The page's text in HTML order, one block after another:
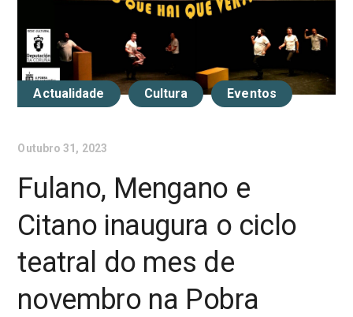
Actualidade Cultura Eventos
Outubro 31, 2023
Fulano, Mengano e
Citano inaugura o ciclo
teatral do mes de
novembro na Pobra